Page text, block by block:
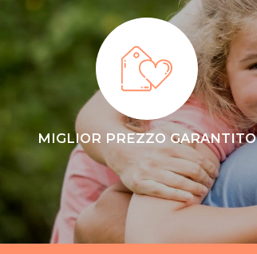
MIGLIOR PREZZO GARANTITO